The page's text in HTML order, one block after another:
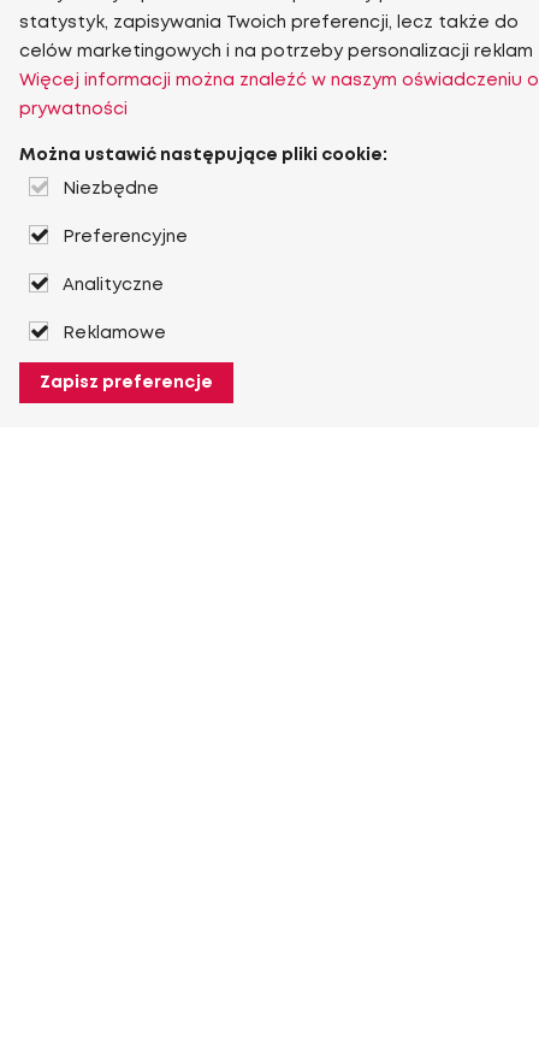
statystyk, zapisywania Twoich preferencji, lecz także do
celów marketingowych i na potrzeby personalizacji reklam
Więcej informacji można znaleźć w naszym oświadczeniu o
prywatności
Można ustawić następujące pliki cookie:
Niezbędne
Preferencyjne
Analityczne
Reklamowe
Zapisz preferencje